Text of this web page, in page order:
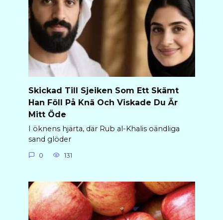
Skickad Till Sjeiken Som Ett Skämt
Han Föll På Knä Och Viskade Du Är
Mitt Öde
I öknens hjärta, där Rub al-Khalis oändliga
sand glöder
0 131